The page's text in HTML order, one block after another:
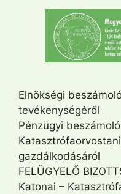
Elnökségi
tevékenységéről
Pénzügyi
gazdálkodásáról
FELÜGYELŐ
Katonai –